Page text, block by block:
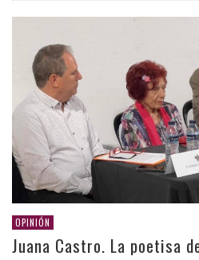
OPINIÓN
Juana Castro. La poetisa